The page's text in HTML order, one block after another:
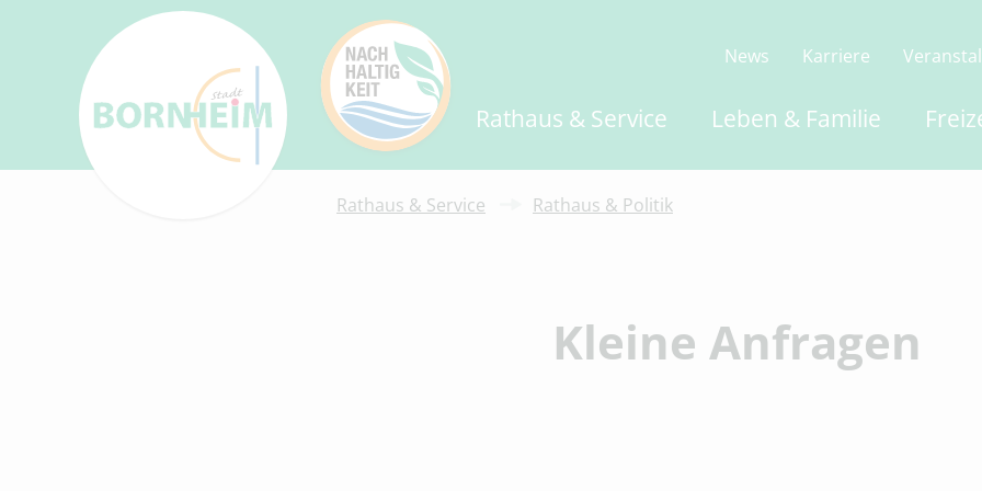
Rathaus & Service Leben & Familie
News Karriere
Rathaus & Service Rathaus & Politik
Kleine Anfragen